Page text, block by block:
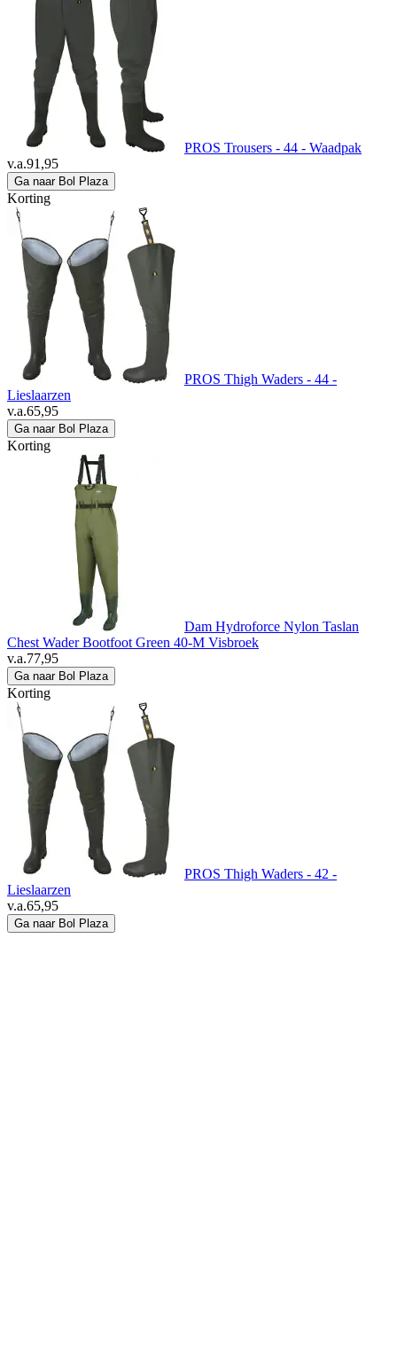
PROS Trousers - 44 - Waadpak
v.a.91,95
Ga naar Bol Plaza
Korting
PROS Thigh Waders - 44 -
Lieslaarzen
v.a.65,95
Ga naar Bol Plaza
Korting
Dam Hydroforce Nylon Taslan
Chest Wader Bootfoot Green 40-M Visbroek
v.a.77,95
Ga naar Bol Plaza
Korting
PROS Thigh Waders - 42 -
Lieslaarzen
v.a.65,95
Ga naar Bol Plaza